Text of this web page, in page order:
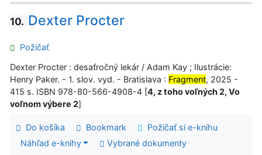
10. Dexter Procter
Požičať
Dexter Procter : desaťročný lekár / Adam Kay ; Ilustrácie:
Henry Paker. - 1. slov. vyd. - Bratislava : Fragment, 2025 -
415 s. ISBN 978-80-566-4908-4 [4, z toho voľných 2, Vo
voľnom výbere 2]
Do košíka Bookmark
Požičať si e-knihu
Náhľad e-knihy
Vybrané dokumenty